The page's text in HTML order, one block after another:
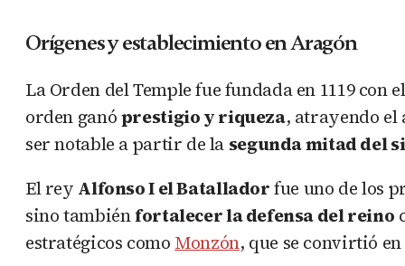
Orígenes y establecimiento en Aragón
La Orden del Temple fue fundada en 1119
orden ganóprestigio y riqueza, atrayendo el
ser notable a partir de la segunda mitad del
El rey Alfonso I el Batalladorfue uno de los
sino tambiénfortalecer la defensa del reino
estratégicos como Monzón, que se convirtió en